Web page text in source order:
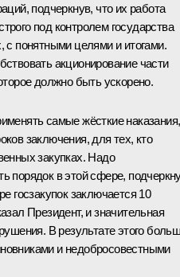
подчеркнув, что их работа
под контролем государства
с понятными целями и итогами.
акционирование части
должно быть ускорено.
самые жёсткие наказания,
заключения, для тех, кто
закупках. Надо
порядок в этой сфере,
госзакупок заключается 10
Президент, и значительная
В результате этого
и недобросовестными